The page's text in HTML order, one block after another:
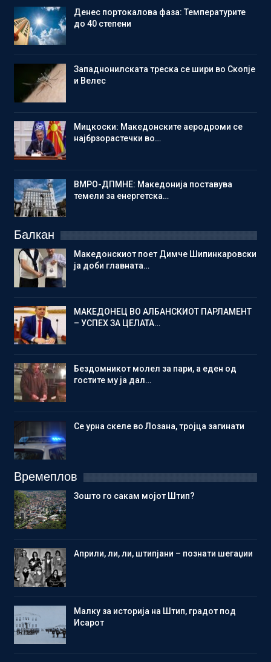
Денес портокалова фаза: Температурите
до 40 степени
Западнонилската треска се шири во Скопје
и Велес
Мицкоски: Македонските аеродроми се
најбрзорастечки во…
ВМРО-ДПМНЕ: Македонија поставува
темели за енергетска…
Балкан
Македонскиот поет Димче Шипинкаровски
ја доби главната…
МАКЕДОНЕЦ ВО АЛБАНСКИОТ ПАРЛАМЕНТ
– УСПЕХ ЗА ЦЕЛАТА…
Бездомникот молел за пари, а еден од
гостите му ја дал…
Се урна скеле во Лозана, тројца загинати
Времеплов
Зошто го сакам мојот Штип?
Aприли, ли, ли, штипјани – познати шегаџии
Малку за историја на Штип, градот под
Исарот